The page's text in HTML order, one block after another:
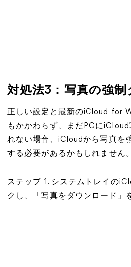
対処法3：写真の強制
正しい設定と最新のiCloud for
もかかわらず、まだPCに
れない場合、iCloudから写真を
する必要があるかもしれません。
ステップ 1. システムトレイの
クし、「写真をダウンロード」